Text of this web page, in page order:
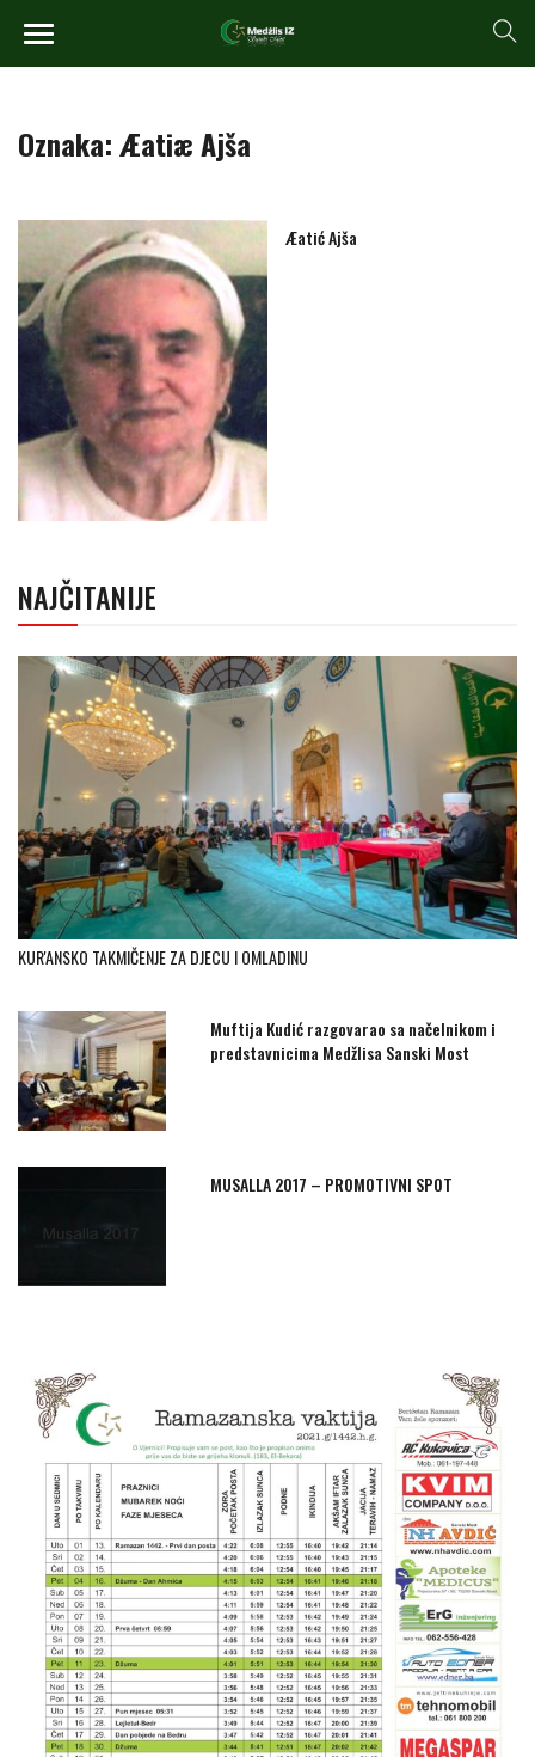
Oznaka:Æatiæ Ajša
Æatić Ajša
NAJČITANIJE
KUR'ANSKO TAKMIČENJE ZA DJECU I OMLADINU
Muftija Kudić razgovarao sa načelnikom i
predstavnicima Medžlisa Sanski Most
MUSALLA 2017 – PROMOTIVNI SPOT